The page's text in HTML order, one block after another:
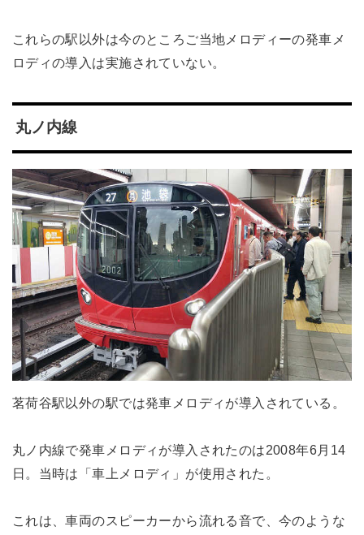
これらの駅以外は今のところご当地メロディーの発車メ
ロディの導入は実施されていない。
丸ノ内線
茗荷谷駅以外の駅では発車メロディが導入されている。
丸ノ内線で発車メロディが導入されたのは2008年6月14
日。当時は「車上メロディ」が使用された。
これは、車両のスピーカーから流れる音で、今のような